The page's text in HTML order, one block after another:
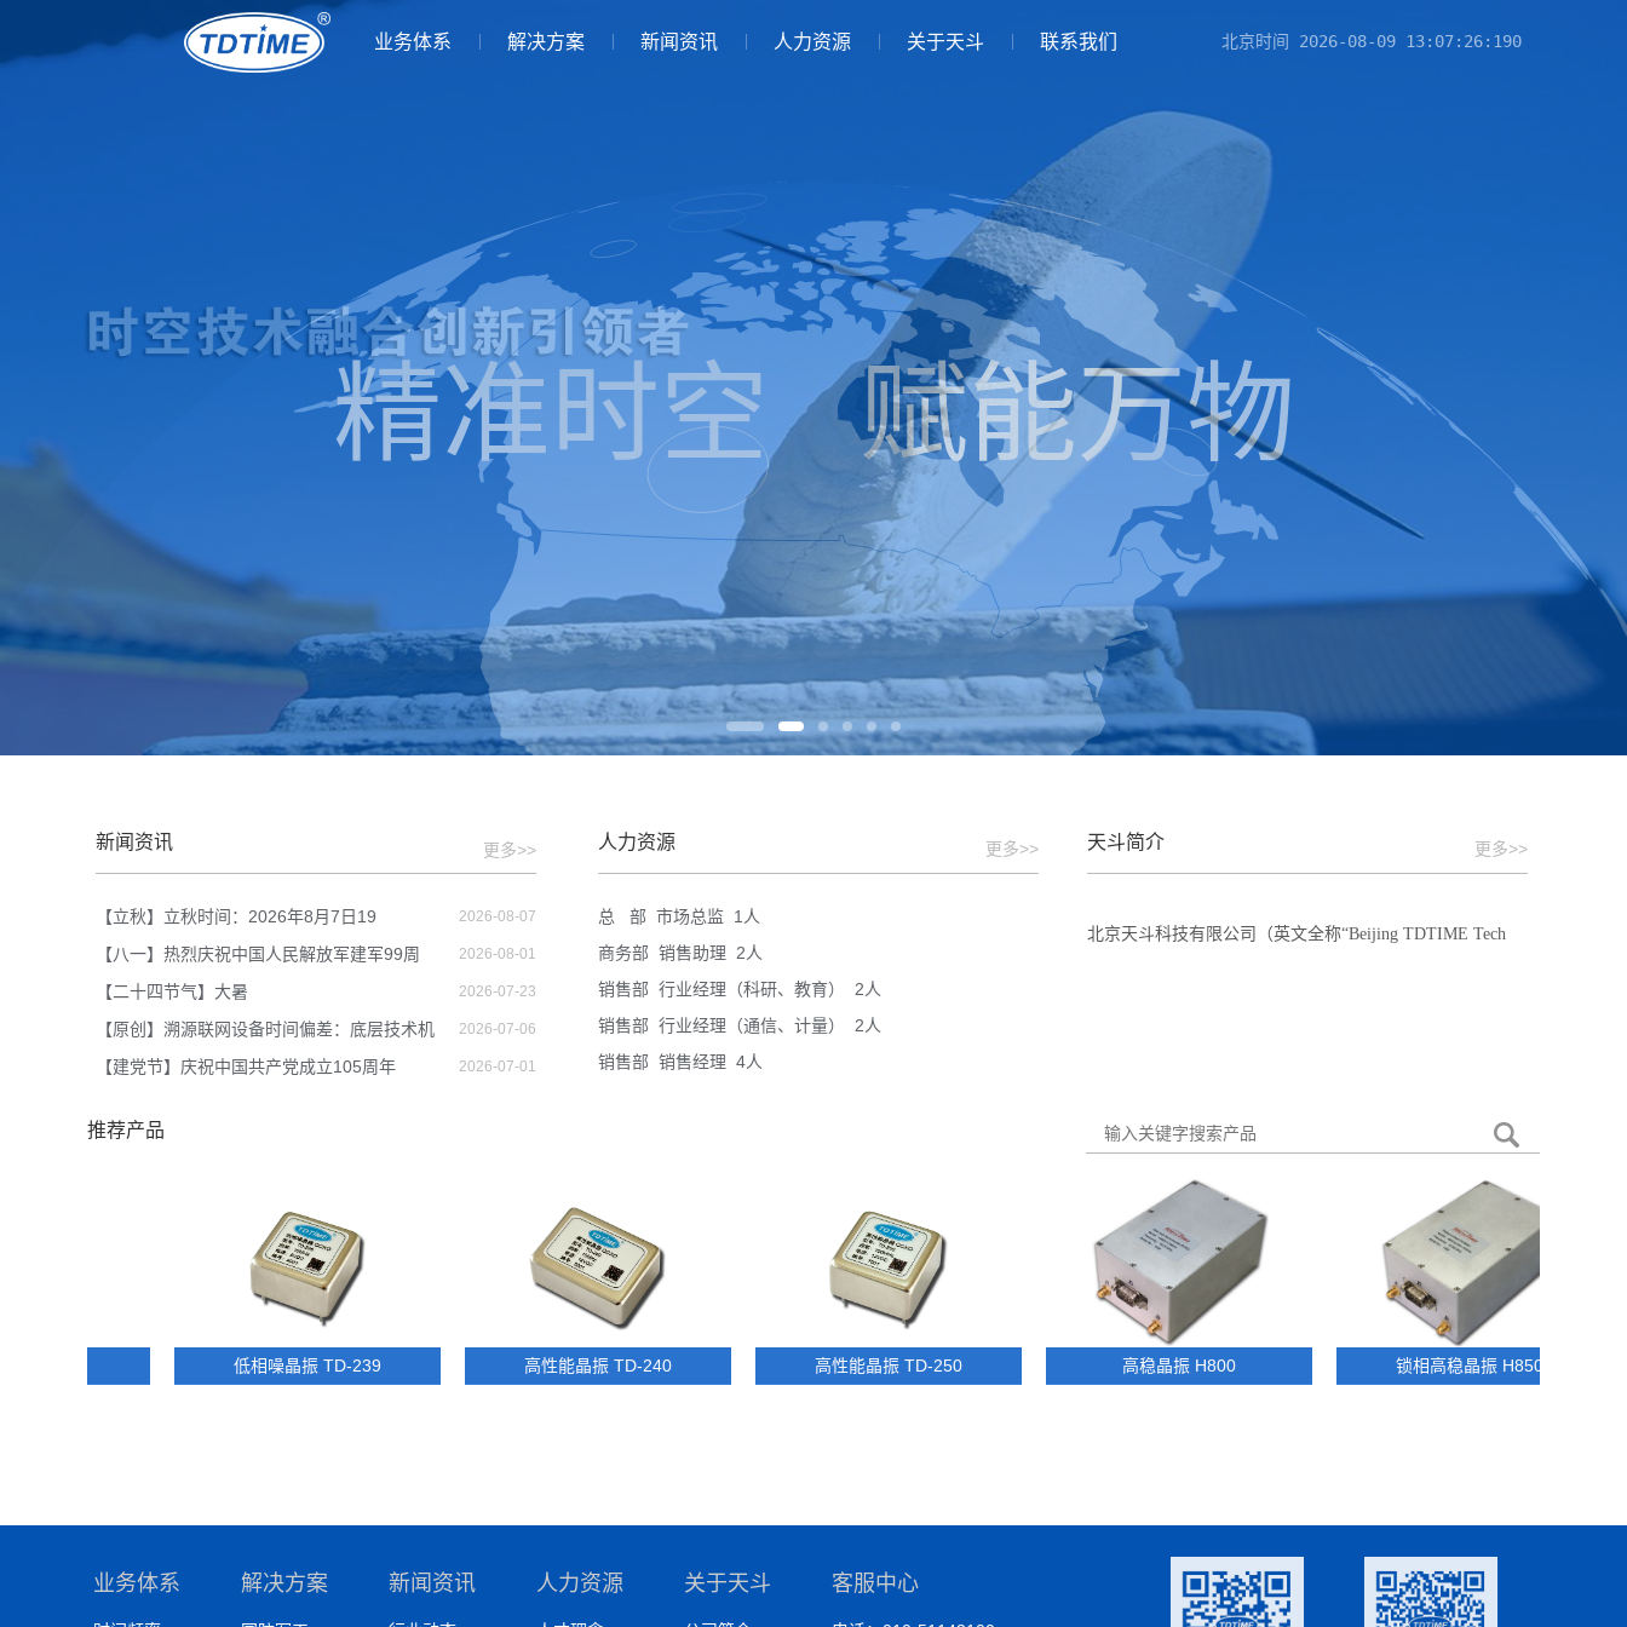
业务体系 解决方案 新闻资讯 人力资源 关于天斗 联系我们 北京时间 2026-08-09 13:07:27:913
新闻资讯 更多>>
【立秋】立秋时间：2026年8月7日19 2026-08-07
【八一】热烈庆祝中国人民解放军建军99周 2026-08-01
【二十四节气】大暑 2026-07-23
【原创】溯源联网设备时间偏差：底层技术机 2026-07-06
【建党节】庆祝中国共产党成立105周年 2026-07-01
人力资源 更多>>
总 部 市场总监 1人
商务部 销售助理 2人
销售部 行业经理（科研、教育） 2人
销售部 行业经理（通信、计量） 2人
销售部 销售经理 4人
天斗简介 更多>>
北京天斗科技有限公司（英文全称“Beijing TDTIME Tech
推荐产品
低相噪晶振 TD-239 高性能晶振 TD-240 高性能晶振 TD-250 高稳晶振 H800 锁相高稳晶振 H850
业务体系 解决方案 新闻资讯 人力资源 关于天斗 客服中心